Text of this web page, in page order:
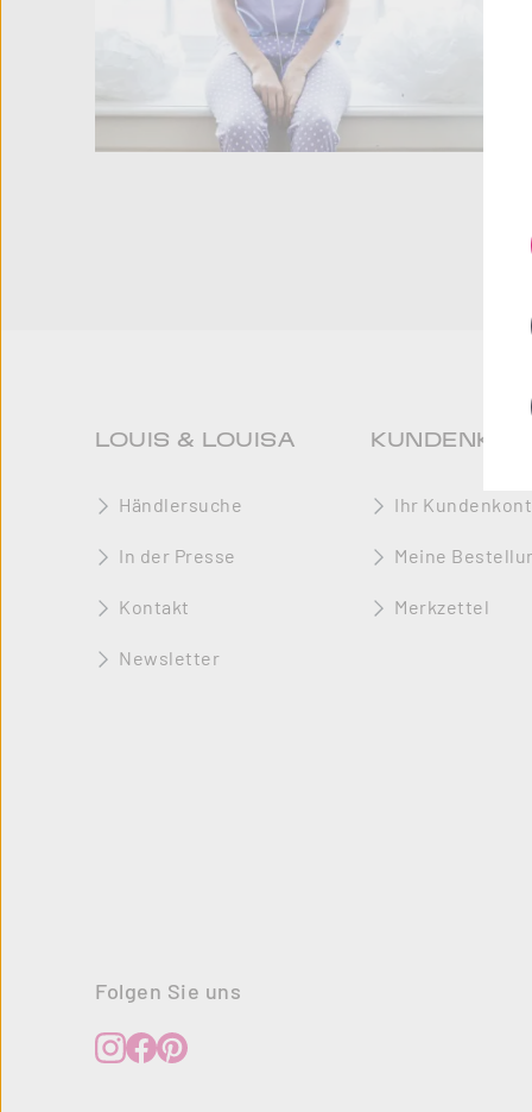
LOUIS & LOUISA
Händlersuche
In der Presse
Kontakt
Newsletter
Ihr
Meine
Merkzettel
Folgen Sie uns